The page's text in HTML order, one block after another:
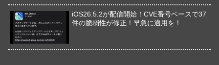
iOS26.5.2が配信開始！CVE番号ベースで37
件の脆弱性が修正！早急に適用を！